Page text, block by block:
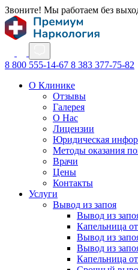
Звоните! Мы работаем без
8 800 555-14-67 8 383 377-75-82
О Клинике
Отзывы
Галерея
О Нас
Лицензии
Юридическая
Методы оказания
Врачи
Цены
Контакты
Услуги
Вывод из запоя
Вывод из
Капельница
Вывод из
Вывод из
Капельница